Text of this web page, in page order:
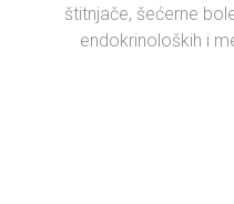
štitnjače, šećerne
endokrinoloških i